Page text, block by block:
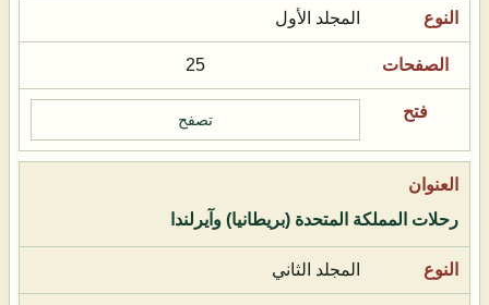
المجلد الأول
25
تصفح
رحلات المملكة المتحدة (بريطانيا) وآيرلندا
المجلد الثاني